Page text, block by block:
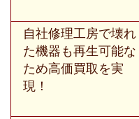
自社修理工房で壊れ
た機器も再生可能な
ため高価買取を実
現！